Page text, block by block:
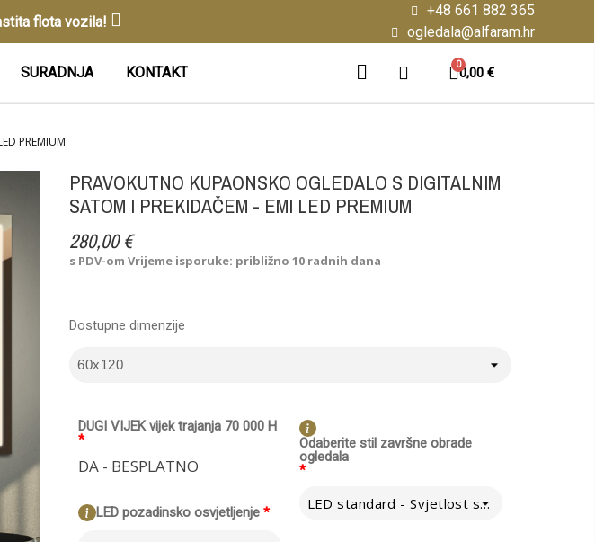
flota vozila!
+48 661 882 365
ogledala@alfaram.hr
SURADNJA KONTAKT 0,00 €
PREMIUM
PRAVOKUTNO KUPAONSKO OGLEDALO S DIGITALNIM
SATOM I PREKIDAČEM - EMI LED PREMIUM
280,00 €
s PDV-omVrijeme isporuke: približno 10 radnih dana
*
DUGI VIJEK vijek trajanja 70 000 H
DA - BESPLATNO
*
LED pozadinsko osvjetljenje
*
Odaberite stil završne obrade
ogledala
LED standard - Svjetlost se širi na zid iza ogledala
Dostupne dimenzije